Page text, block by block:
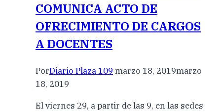
COMUNICA ACTO DE
OFRECIMIENTO DE CARGOS
A DOCENTES
PorDiario Plaza 109 marzo 18, 2019marzo
18, 2019
El viernes 29, a partir de las 9, en las sedes